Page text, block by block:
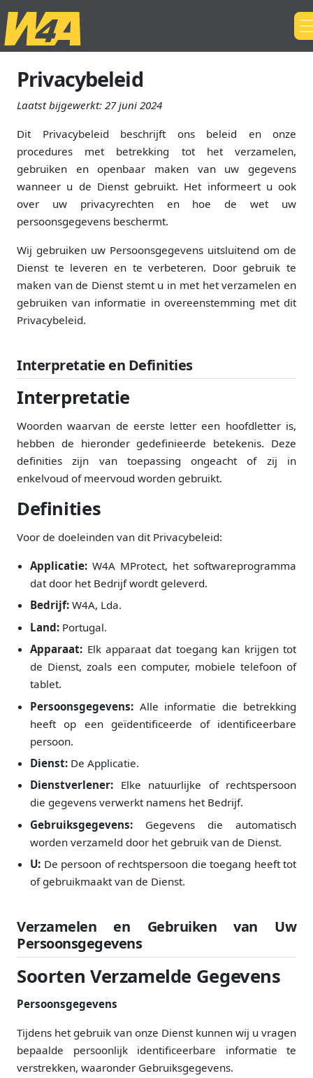
Privacybeleid
Laatst bijgewerkt: 27 juni 2024
Dit Privacybeleid beschrijft ons beleid en onze
procedures met betrekking tot het verzamelen,
gebruiken en openbaar maken van uw gegevens
wanneer u de Dienst gebruikt. Het informeert u ook
over uw privacyrechten en hoe de wet uw
persoonsgegevens beschermt.
Wij gebruiken uw Persoonsgegevens uitsluitend om de
Dienst te leveren en te verbeteren. Door gebruik te
maken van de Dienst stemt u in met het verzamelen en
gebruiken van informatie in overeenstemming met dit
Privacybeleid.
Interpretatie en Definities
Interpretatie
Woorden waarvan de eerste letter een hoofdletter is,
hebben de hieronder gedefinieerde betekenis. Deze
definities zijn van toepassing ongeacht of zij in
enkelvoud of meervoud worden gebruikt.
Definities
Voor de doeleinden van dit Privacybeleid:
Applicatie: W4A MProtect, het softwareprogramma
dat door het Bedrijf wordt geleverd.
Bedrijf: W4A, Lda.
Land: Portugal.
Apparaat: Elk apparaat dat toegang kan krijgen tot
de Dienst, zoals een computer, mobiele telefoon of
tablet.
Persoonsgegevens: Alle informatie die betrekking
heeft op een geïdentificeerde of identificeerbare
persoon.
Dienst: De Applicatie.
Dienstverlener: Elke natuurlijke of rechtspersoon
die gegevens verwerkt namens het Bedrijf.
Gebruiksgegevens: Gegevens die automatisch
worden verzameld door het gebruik van de Dienst.
U: De persoon of rechtspersoon die toegang heeft tot
of gebruikmaakt van de Dienst.
Verzamelen en Gebruiken van Uw
Persoonsgegevens
Soorten Verzamelde Gegevens
Persoonsgegevens
Tijdens het gebruik van onze Dienst kunnen wij u vragen
bepaalde persoonlijk identificeerbare informatie te
verstrekken, waaronder Gebruiksgegevens.